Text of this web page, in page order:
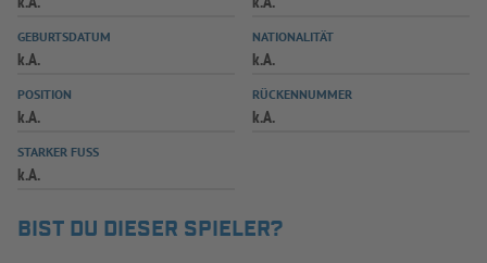
SPIELPLUS
GEBURTSDATUM
k.A.
NATIONALITÄT
k.A.
POSITION
k.A.
RÜCKENNUMMER
k.A.
STARKER FUSS
k.A.
BIST DU DIESER SPIELER?